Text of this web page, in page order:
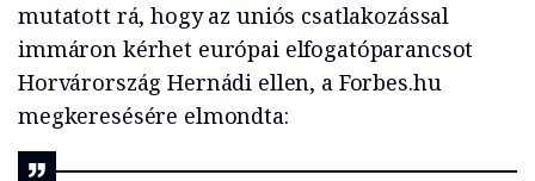
mutatott rá, hogy az uniós csatlakozással
immáron kérhet európai elfogatóparancsot
Horvárország Hernádi ellen, a Forbes.hu
megkeresésére elmondta: